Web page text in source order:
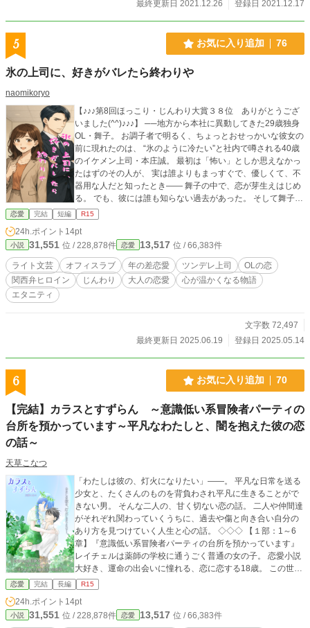
最終更新日 2021.12.26
登録日 2021.12.17
5 お気に入り追加 76
氷の上司に、好きがバレたら終わりや
naomikoryo
【♪♪♪第8回ほっこり・じんわり大賞３８位 ありがとうござ
いました(^^)♪♪♪】 ──地方から本社に異動してきた29歳独身
OL・舞子。 お調子者で明るく、ちょっとおせっかいな彼女の
前に現れたのは、 “氷のように冷たい”と社内で噂される40歳
のイケメン上司・本庄誠。 最初は「怖い」としか思えなかっ
たはずのその人が、 実は誰よりもまっすぐで、優しくて、不
器用な人だと知ったとき―― 舞子の中で、恋が芽生えはじめ
る。 でも、彼には誰も知らない過去があった。 そして舞子
は、自分の恋心を隠しながら、ゆっくりとその心の氷を溶か
していく。 ◆恋って、“バレたら終わり”なんやろか？ ◆それ
とも、“言わな、始まらへん”んやろか？ そんな揺れる想いを
抱えながら、仕事も恋も全力投球。 笑って、泣いて、つまず
いて――それでも、前を向く彼女の姿に、きっとあなたも自
分を重ねたくなる。 関西出身のヒロイン×無口な年上上司
の、20話で完結するライト文芸ラブストーリー。 仕事に恋に
恋愛 完結 短編 R15
24h.ポイント 14pt
小説 31,551 位 / 228,878件 恋愛 13,517 位 / 66,383件
ライト文芸 オフィスラブ 年の差恋愛 ツンデレ上司
OLの恋
関西弁ヒロイン
じんわり 大人の恋愛
心が温かくなる物語
エタニティ
文字数 72,497
最終更新日 2025.06.19
登録日 2025.05.14
6 お気に入り追加 70
【完結】カラスとすずらん ～意識低い系冒険者パーティの
台所を預かっています～平凡なわたしと、闇を抱えた彼の恋
の話～
天草こなつ
「わたしは彼の、灯火になりたい」――。 平凡な日常を送る
少女と、たくさんのものを背負わされ平凡に生きることがで
きない男。 そんな二人の、甘く切ない恋の話。 二人や仲間達
がそれぞれ関わっていくうちに、過去や傷と向き合い自分の
あり方を見つけていく人生と心の話。 ◇◇◇ 【１部：1～6
章】『意識低い系冒険者パーティの台所を預かっています』
レイチェルは薬師の学校に通うごく普通の女の子。 恋愛小説
大好き、運命の出会いに憧れる、恋に恋する18歳。 この世界
の不思議な事象や伝説なんかとは無縁の平凡な日常を過ごし
ている。 目下の楽しみは、図書館にいる司書のお兄さんに会
うこと！ ある日彼女は冒険者ギルドでアルバイト募集の貼り
紙を見つける。 仕事内容は冒険者パーティの皆さんのご飯を
恋愛 完結 長編 R15
24h.ポイント 14pt
小説 31,551 位 / 228,878件 恋愛 13,517 位 / 66,383件